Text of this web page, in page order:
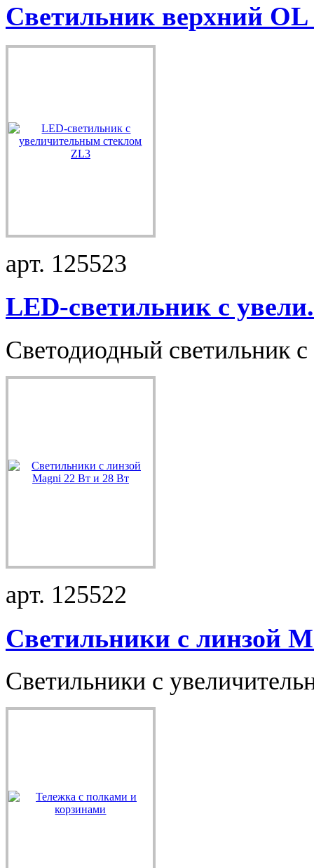
Светильник верхний OL
арт. 125523
LED-светильник с
Светодиодный светильник
арт. 125522
Светильники с линзой
Светильники с